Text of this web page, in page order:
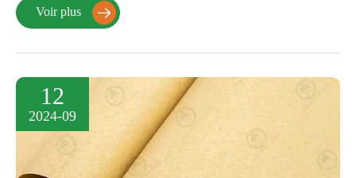
Voir plus 
12
2024-09